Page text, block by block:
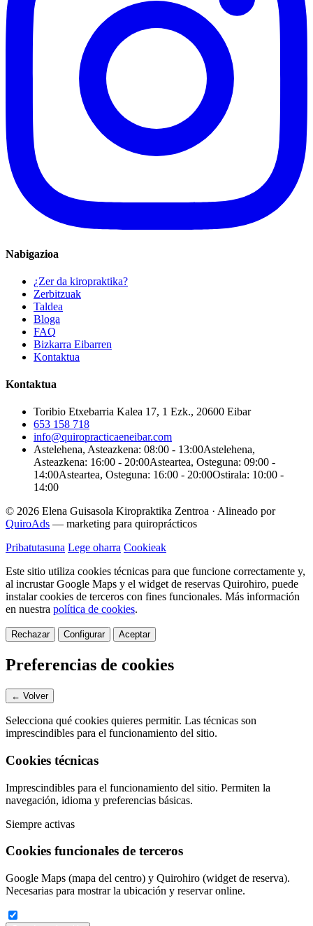
Nabigazioa
¿Zer da kiropraktika?
Zerbitzuak
Taldea
Bloga
FAQ
Bizkarra Eibarren
Kontaktua
Kontaktua
Toribio Etxebarria Kalea 17, 1 Ezk., 20600 Eibar
653 158 718
info@quiropracticaeneibar.com
Astelehena, Asteazkena: 08:00 - 13:00Astelehena,
Asteazkena: 16:00 - 20:00Asteartea, Osteguna: 09:00 -
14:00Asteartea, Osteguna: 16:00 - 20:00Ostirala: 10:00 -
14:00
© 2026 Elena Guisasola Kiropraktika Zentroa · Alineado por
QuiroAds — marketing para quiroprácticos
Pribatutasuna Lege oharra Cookieak
Este sitio utiliza cookies técnicas para que funcione correctamente y,
al incrustar Google Maps y el widget de reservas Quirohiro, puede
instalar cookies de terceros con fines funcionales. Más información
en nuestra política de cookies.
Rechazar Configurar Aceptar
Preferencias de cookies
← Volver
Selecciona qué cookies quieres permitir. Las técnicas son
imprescindibles para el funcionamiento del sitio.
Cookies técnicas
Imprescindibles para el funcionamiento del sitio. Permiten la
navegación, idioma y preferencias básicas.
Siempre activas
Cookies funcionales de terceros
Google Maps (mapa del centro) y Quirohiro (widget de reserva).
Necesarias para mostrar la ubicación y reservar online.